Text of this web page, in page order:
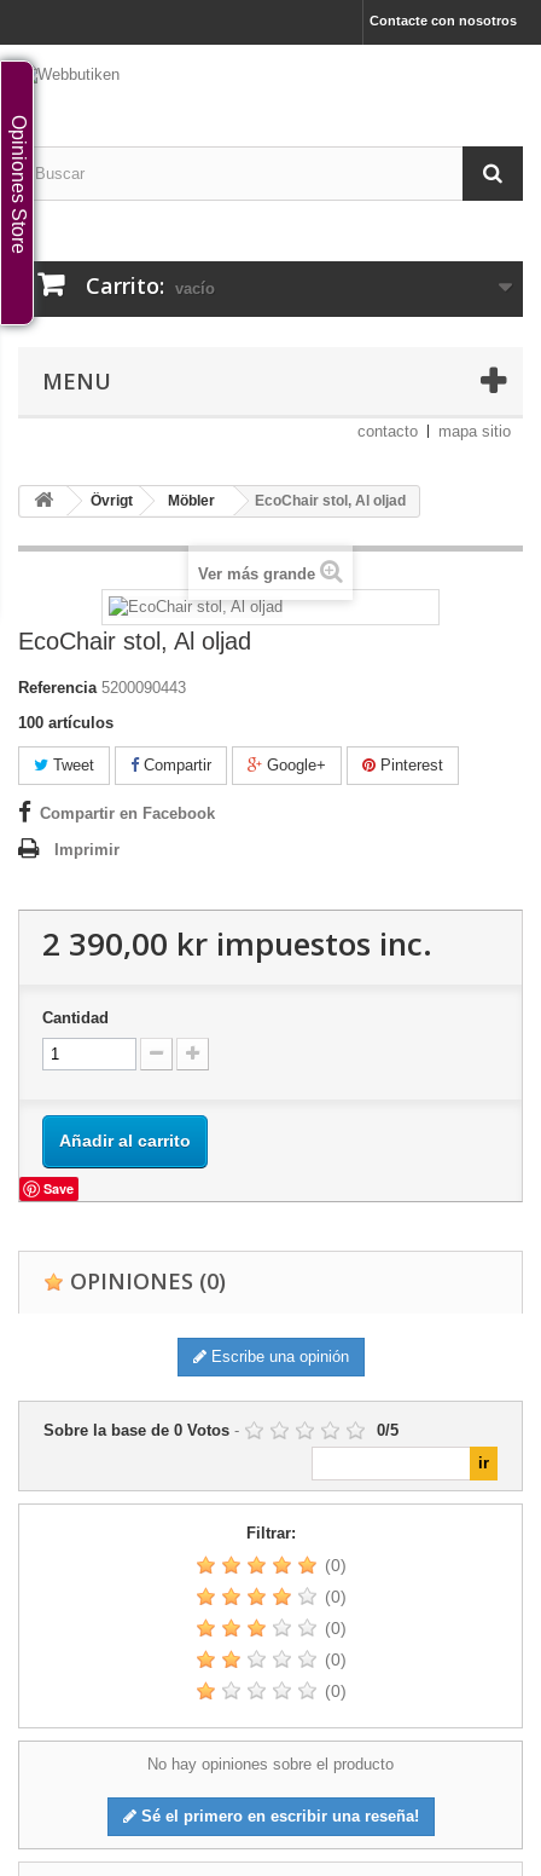
Contacte con nosotros
Carrito: vacío
MENU
contacto mapa sitio
Övrigt Möbler EcoChair stol, Al oljad
Ver más grande
EcoChair stol, Al oljad
Referencia 5200090443
100 artículos
Tweet Compartir Google+ Pinterest
Compartir en Facebook
Imprimir
2 390,00 kr impuestos inc.
Cantidad
Añadir al carrito
Save
OPINIONES (0)
Escribe una opinión
Sobre la base de 0 Votos - 0/5
Filtrar:
(0)
(0)
(0)
(0)
(0)
No hay opiniones sobre el producto
Sé el primero en escribir una reseña!
Opiniones Store